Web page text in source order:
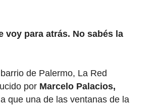
voy para atrás. No sabés la
de Palermo, La Red
por Marcelo Palacios,
que una de las ventanas de la